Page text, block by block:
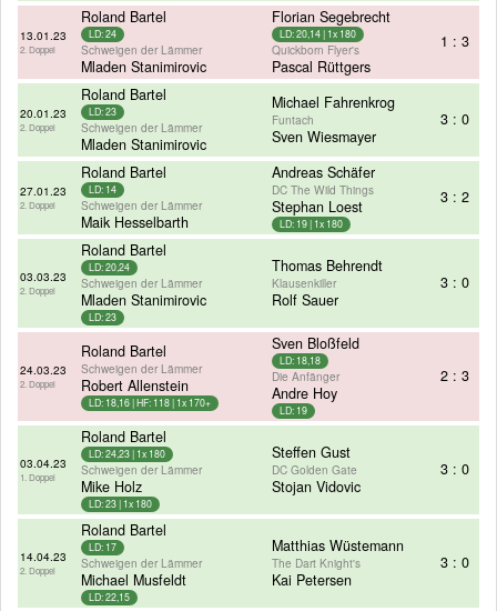
13.01.23
2. Doppel
Roland Bartel
LD: 24
Schweigen der Lämmer
Mladen Stanimirovic
Florian Segebrecht
LD: 20,14 | 1x 180
Quickborn Flyer's
Pascal Rüttgers
1 : 3
20.01.23
2. Doppel
Roland Bartel
LD: 23
Schweigen der Lämmer
Mladen Stanimirovic
Michael Fahrenkrog
Funtach
Sven Wiesmayer
3 : 0
27.01.23
2. Doppel
Roland Bartel
LD: 14
Schweigen der Lämmer
Maik Hesselbarth
Andreas Schäfer
DC The Wild Things
Stephan Loest
LD: 19 | 1x 180
3 : 2
03.03.23
2. Doppel
Roland Bartel
LD: 20,24
Schweigen der Lämmer
Mladen Stanimirovic
LD: 23
Thomas Behrendt
Klausenkiller
Rolf Sauer
3 : 0
24.03.23
2. Doppel
Roland Bartel
Schweigen der Lämmer
Robert Allenstein
LD: 18,16 | HF: 118 | 1x 170+
Sven Bloßfeld
LD: 18,18
Die Anfänger
Andre Hoy
LD: 19
2 : 3
03.04.23
1. Doppel
Roland Bartel
LD: 24,23 | 1x 180
Schweigen der Lämmer
Mike Holz
LD: 23 | 1x 180
Steffen Gust
DC Golden Gate
Stojan Vidovic
3 : 0
14.04.23
2. Doppel
Roland Bartel
LD: 17
Schweigen der Lämmer
Michael Musfeldt
LD: 22,15
Matthias Wüstemann
The Dart Knight's
Kai Petersen
3 : 0